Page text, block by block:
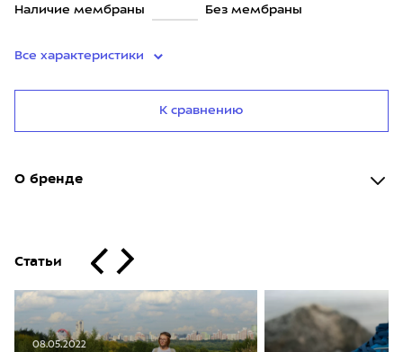
Наличие мембраны Без мембраны
Все характеристики
К сравнению
О бренде
Статьи
08.05.2022